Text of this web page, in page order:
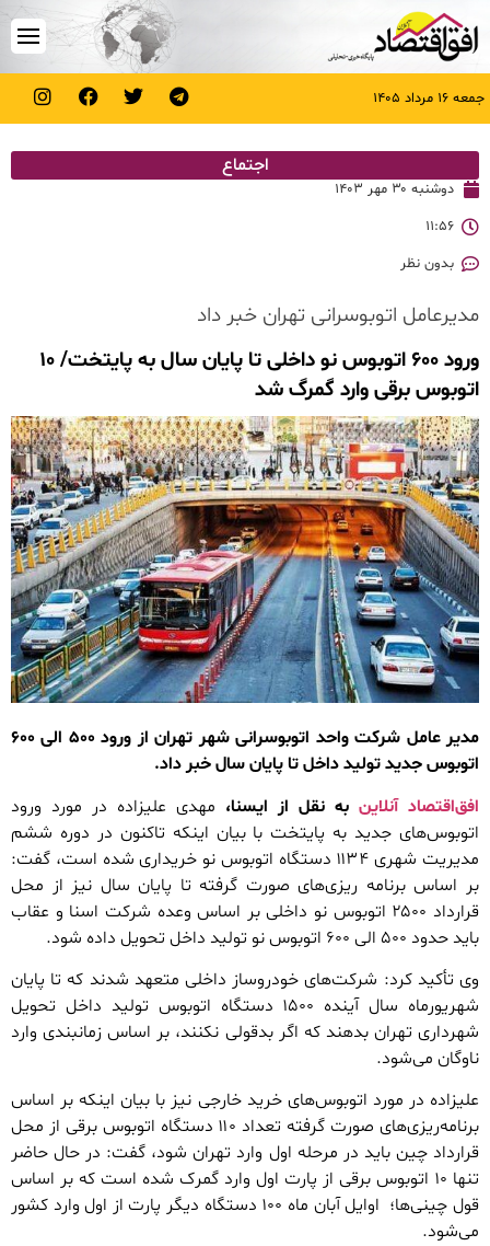
جمعه ۱۶ مرداد ۱۴۰۵
اجتماع
دوشنبه ۳۰ مهر ۱۴۰۳
۱۱:۵۶
بدون نظر
مدیرعامل اتوبوسرانی تهران خبر داد
ورود ۶۰۰ اتوبوس نو داخلی تا پایان سال به پایتخت/ ۱۰
اتوبوس برقی وارد گمرگ شد
مدیر عامل شرکت واحد اتوبوسرانی شهر تهران از ورود ۵۰۰ الی ۶۰۰
اتوبوس جدید تولید داخل تا پایان سال خبر داد.
افق‌اقتصاد آنلاین به نقل از ایسنا، مهدی علیزاده در مورد ورود
اتوبوس‌های جدید به پایتخت با بیان اینکه تاکنون در دوره ششم
مدیریت شهری ۱۱۳۴ دستگاه اتوبوس نو خریداری شده است، گفت:
بر اساس برنامه ریزی‌های صورت گرفته تا پایان سال نیز از محل
قرارداد ۲۵۰۰ اتوبوس نو داخلی بر اساس وعده شرکت اسنا و عقاب
باید حدود ۵۰۰ الی ۶۰۰ اتوبوس نو تولید داخل تحویل داده شود.
وی تأکید کرد: شرکت‌های خودروساز داخلی متعهد شدند که تا پایان
شهریورماه سال آینده ۱۵۰۰ دستگاه اتوبوس تولید داخل تحویل
شهرداری تهران بدهند که اگر بدقولی نکنند، بر اساس زمانبندی وارد
ناوگان می‌شود.
علیزاده در مورد اتوبوس‌های خرید خارجی نیز با بیان اینکه بر اساس
برنامه‌ریزی‌های صورت گرفته تعداد ۱۱۰ دستگاه اتوبوس برقی از محل
قرارداد چین باید در مرحله اول وارد تهران شود، گفت: در حال حاضر
تنها ۱۰ اتوبوس برقی از پارت اول وارد گمرک شده است که بر اساس
قول چینی‌ها؛ اوایل آبان ماه ۱۰۰ دستگاه دیگر پارت از اول وارد کشور
می‌شود.